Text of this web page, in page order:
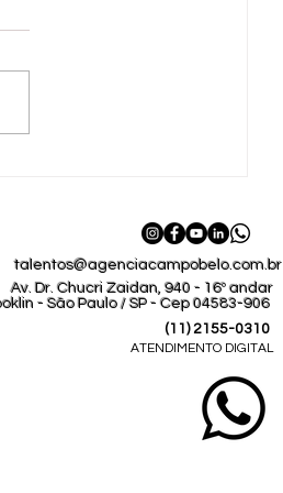
talentos@agenciacampobelo.com.br
(11) 2155-0310
ATENDIMENTO DIGITAL
Av. Dr. Chucri Zaidan, 940 - 16º andar
- São Paulo / SP - Cep 04583-906